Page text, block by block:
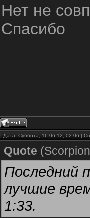
Нет не
Спасибо
| Дата: Суббота, 16.06.12, 02:06 |
Quote (
Последний
лучшие
1:33.